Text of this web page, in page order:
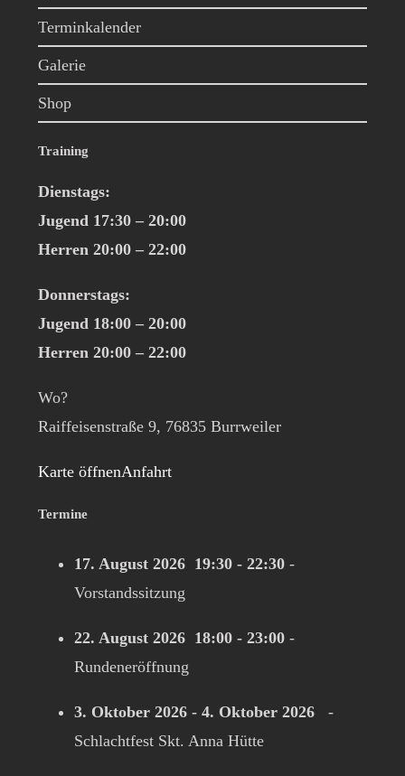
Terminkalender
Galerie
Shop
Training
Dienstags:
Jugend 17:30 – 20:00
Herren 20:00 – 22:00
Donnerstags:
Jugend 18:00 – 20:00
Herren 20:00 – 22:00
Wo?
Raiffeisenstraße 9, 76835 Burrweiler
Karte öffnenAnfahrt
Termine
17. August 2026 19:30 - 22:30 -
Vorstandssitzung
22. August 2026 18:00 - 23:00 -
Rundeneröffnung
3. Oktober 2026 - 4. Oktober 2026
-
Schlachtfest Skt. Anna Hütte